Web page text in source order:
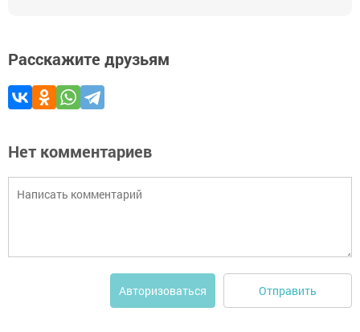
Расскажите друзьям
Нет комментариев
Авторизоваться Отправить